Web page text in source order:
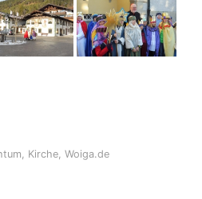
, Kirche,Woiga.de